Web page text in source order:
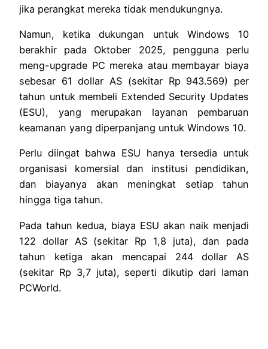
jika perangkat mereka tidak mendukungnya.
Namun, ketika dukungan untuk Windows 10
berakhir pada Oktober 2025, pengguna perlu
meng-upgrade PC mereka atau membayar biaya
sebesar 61 dollar AS (sekitar Rp 943.569) per
tahun untuk membeli Extended Security Updates
(ESU), yang merupakan layanan pembaruan
keamanan yang diperpanjang untuk Windows 10.
Perlu diingat bahwa ESU hanya tersedia untuk
organisasi komersial dan institusi pendidikan,
dan biayanya akan meningkat setiap tahun
hingga tiga tahun.
Pada tahun kedua, biaya ESU akan naik menjadi
122 dollar AS (sekitar Rp 1,8 juta), dan pada
tahun ketiga akan mencapai 244 dollar AS
(sekitar Rp 3,7 juta), seperti dikutip dari laman
PCWorld.